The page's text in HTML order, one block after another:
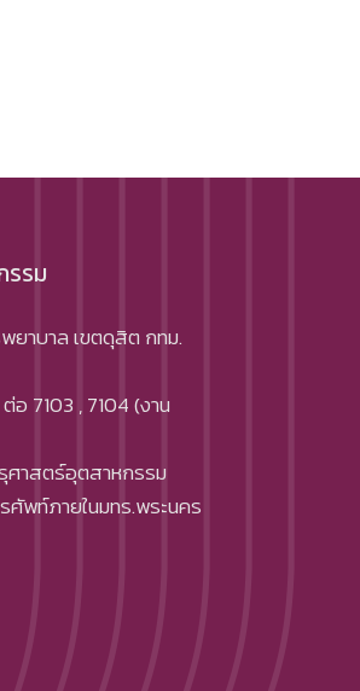
รม
ยาบาล เขตดุสิต กทม.
7103 , 7104 (งาน
ศาสตร์อุตสาหกรรม
ศัพท์ภายในมทร.พระนคร